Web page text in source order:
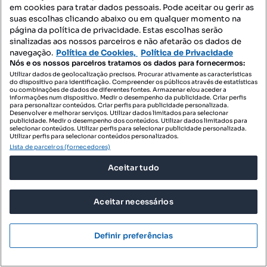
Restaurante renovado para trespasse nas Colinas
do Cruzeiro com esplan
Rua Pulido Valente - Porto do Pinheiro, Odivelas, Odivelas, Lisboa
Preço por metro quadrado
79 m²
em cookies para tratar dados pessoais. Pode aceitar ou gerir as
suas escolhas clicando abaixo ou em qualquer momento na
página da política de privacidade. Estas escolhas serão
sinalizadas aos nossos parceiros e não afetarão os dados de
navegação. Política de Cookies, Política de Privacidade
Nós e os nossos parceiros tratamos os dados para fornecermos:
Utilizar dados de geolocalização precisos. Procurar ativamente as características
do dispositivo para identificação. Compreender os públicos através de estatísticas
ou combinações de dados de diferentes fontes. Armazenar e/ou aceder a
informações num dispositivo. Medir o desempenho da publicidade. Criar perfis
para personalizar conteúdos. Criar perfis para publicidade personalizada.
Desenvolver e melhorar serviços. Utilizar dados limitados para selecionar
publicidade. Medir o desempenho dos conteúdos. Utilizar dados limitados para
selecionar conteúdos. Utilizar perfis para selecionar publicidade personalizada.
Utilizar perfis para selecionar conteúdos personalizados.
Lista de parceiros (fornecedores)
Aceitar tudo
Aceitar necessários
Definir preferências